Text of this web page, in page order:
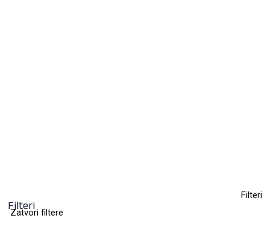
Filteri
Filteri
Zatvori filtere